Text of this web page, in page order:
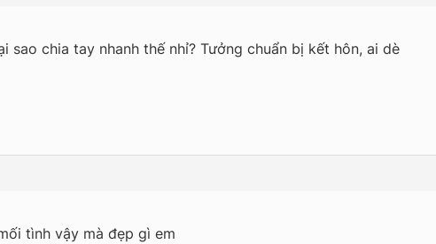
sao chia tay nhanh thế nhỉ? Tưởng chuẩn bị kết hôn, ai dè
tình vậy mà đẹp gì em